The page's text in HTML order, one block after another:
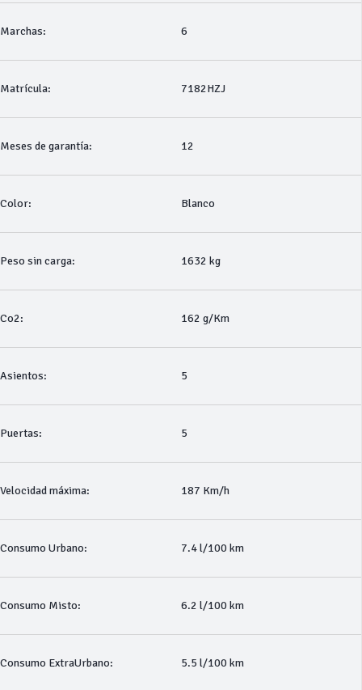
Marchas: 6
Matrícula: 7182HZJ
Meses de garantía: 12
Color: Blanco
Peso sin carga: 1632 kg
Co2: 162 g/Km
Asientos: 5
Puertas: 5
Velocidad máxima: 187 Km/h
Consumo Urbano: 7.4 l/100 km
Consumo Misto: 6.2 l/100 km
Consumo ExtraUrbano: 5.5 l/100 km